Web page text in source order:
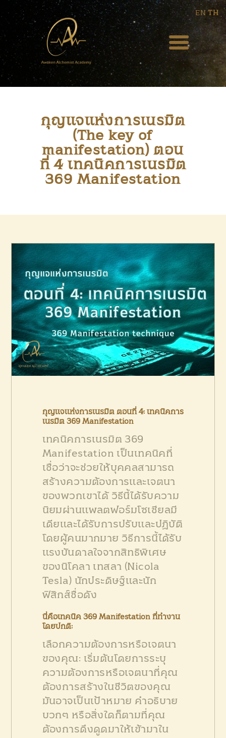
กุญแจแห่งการเนรมิต
(The key of
manifestation) ตอน
ที่ 4 เทคนิคการเนรมิต
369 Manifestation
HOME
BLOG
EVENT
WEEKLY PODCAST
COURSES
กุญแจแห่งการเนรมิต ตอนที่ 4: เทคนิคการ
เนรมิต 369 Manifestation
เทคนิคการเนรมิต 369
Manifestation เป็นเทคนิคที่
เชื่อว่าจะช่วยให้บุคคลสามารถ
สร้างความต้องการและเจตนา
ของพวกเขาได้ วิธีนี้ได้รับความ
นิยมผ่านแพลตฟอร์มโซเชียลมี
เดียและได้รับการปรับและปฏิบัติ
โดยผู้คนมากมาย วิธีการนี้ได้รับ
แรงบันดาลใจจากสิทธิพิเศษ
ของนิโคลา เทสลา (Nicola
Tesla) นักประดิษฐ์และนัก
ฟิสิกส์ชื่อดัง
นี่คือเทคนิค 369 Manifestation ที่ทำงาน
โดยปกติ:
เลือกความต้องการหรือเจตนา
ของคุณ: เริ่มต้นโดยการระบุ
ความต้องการหรือเจตนาที่คุณ
ต้องการสร้างในชีวิตของคุณ
มันอาจเป็นเป้าหมาย คำอธิบาย
บวกๆ หรือสิ่งใดก็ตามที่คุณ
ต้องการดึงดูดมาให้เข้ามาใน
EN TH